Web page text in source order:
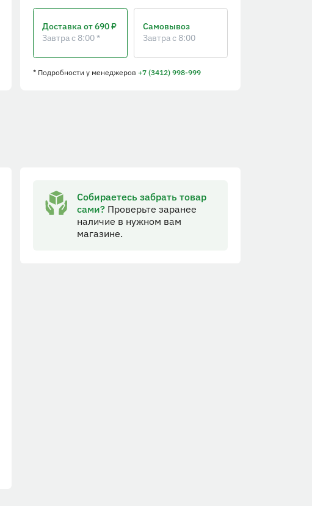
Доставкаот 690 ₽
Завтра с 8:00 *
Самовывоз
Завтра с 8:00
* Подробностиу менеджеров+7 (3412) 998-999
Собираетесь забрать товар
сами?Проверьте заранее
наличие в нужном вам
магазине.